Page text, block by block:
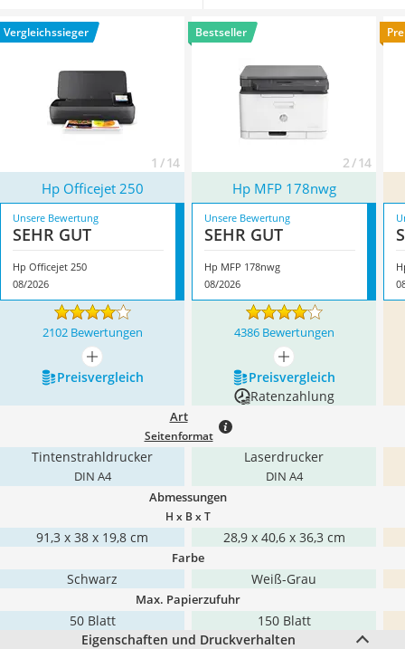
Lichtwecker
Acer Aspire
hat uns hier im August 2026 besonders das Modell
Officejet 250* mit seinen Eigenschaften.
Vergleichssieger
1 / 14
Bestseller
2 / 14
Hp Officejet 250 Hp MFP 178nwg
Unsere Bewertung
SEHR GUT
Hp Officejet 250
08/2026
Unsere Bewertung
SEHR GUT
Hp MFP 178nwg
08/2026
2102 Bewertungen 4386 Bewertungen
mehr anzeigen
mehr anzeigen
Preis­vergleich
Preis­vergleich
Ratenzahlung
Art
Seitenformat
Tintenstrahldrucker
DIN A4
Laserdrucker
DIN A4
Abmessungen
H x B x T
91,3 x 38 x 19,8 cm 28,9 x 40,6 x 36,3 cm
Farbe
Schwarz Weiß-Grau
Max. Papierzufuhr
50 Blatt
150 Blatt
Eigenschaften und Druckverhalten